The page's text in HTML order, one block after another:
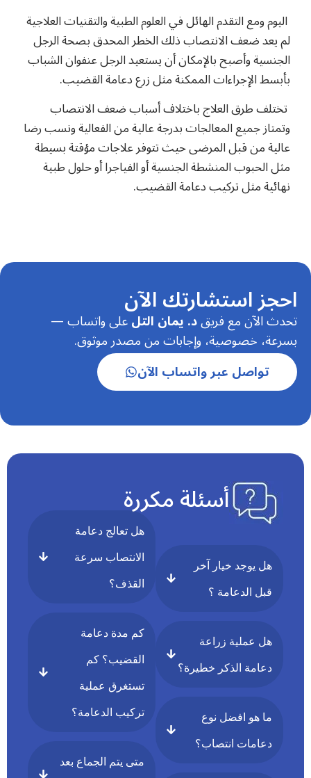
اليوم ومع التقدم الهائل في العلوم الطبية والتقنيات العلاجية
لم يعد ضعف الانتصاب ذلك الخطر المحدق بصحة الرجل
الجنسية وأصبح بالإمكان أن يستعيد الرجل عنفوان الشباب
بأبسط الإجراءات الممكنة مثل زرع دعامة القضيب.
تختلف طرق العلاج باختلاف أسباب ضعف الانتصاب
وتمتاز جميع المعالجات بدرجة عالية من الفعالية ونسب رضا
عالية من قبل المرضى حيث تتوفر علاجات مؤقتة بسيطة
مثل الحبوب المنشطة الجنسية أو الفياجرا أو حلول طبية
نهائية مثل تركيب دعامة القضيب.
احجز استشارتك الآن
تحدث الآن مع فريقد. يمان التلعلى واتساب —
بسرعة، خصوصية، وإجابات من مصدر موثوق.
تواصل عبر واتساب الآن
أسئلة مكررة
هل يوجد خيار آخر
قبل الدعامة ؟
هل عملية زراعة
دعامة الذكر خطيرة؟
ما هو افضل نوع
دعامات انتصاب؟
هل تعالج دعامة
الانتصاب سرعة
القذف؟
كم مدة دعامة
القضيب؟ كم
تستغرق عملية
تركيب الدعامة؟
متى يتم الجماع بعد